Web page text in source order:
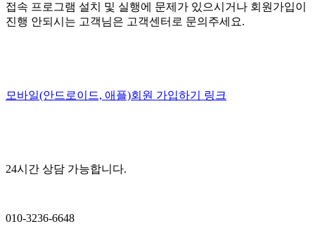
접속 프로그램 설치 및 실행에 문제가 있으시거나 회원가입이
진행 안되시는 고객님은 고객센터로 문의주세요.
모바일(안드로이드, 애플)회원 가입하기 링크
24시간 상담 가능합니다.
010-3236-6648